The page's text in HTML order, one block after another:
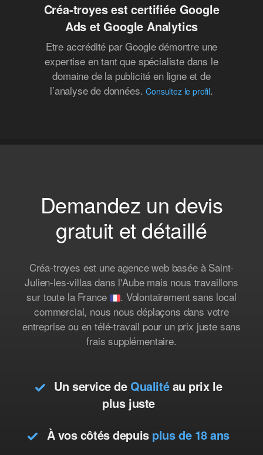
Créa-troyes est certifiée Google
Ads et Google Analytics
Etre accrédité par Google démontre une
expertise en tant que spécialiste dans le
domaine de la publicité en ligne et de
l’analyse de données.Consultez le profil.
Demandez un devis
gratuit et détaillé
Créa-troyes est une agence web basée à Saint-
Julien-les-villas dans l'Aube mais nous travaillons
sur toute la France
. Volontairement sans local
commercial, nous nous déplaçons dans votre
entreprise ou en télé-travail pour un prix juste sans
frais supplémentaire.
Un service de Qualité au prix le
plus juste
À vos côtés depuis plus de 18 ans